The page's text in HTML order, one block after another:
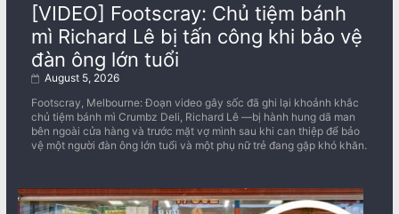
[VIDEO] Footscray: Chủ tiệm bánh
mì Richard Lê bị tấn công khi bảo vệ
đàn ông lớn tuổi
August 5, 2026
Footscray, Melbourne: Đoạn video gây sốc đã ghi lại khoảnh khắc
chủ tiệm bánh mì Crumbz Deli, Richard Lê —bị hành hung dã man
bên ngoài cửa hàng và trước mặt vợ mình sau khi can thiệp để bảo
vệ một người đàn ông lớn tuổi và một phụ nữ trẻ đang gặp khó khăn.